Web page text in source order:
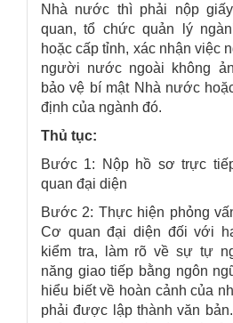
Nhà nước thì phải nộp
quan, tổ chức quản lý
hoặc cấp tỉnh, xác nhận việc
người nước ngoài không
bảo vệ bí mật Nhà nước
định của ngành đó.
Thủ tục:
Bước 1: Nộp hồ sơ trực
quan đại diện
Bước 2: Thực hiện phỏng
Cơ quan đại diện đối với
kiểm tra, làm rõ về sự tự
năng giao tiếp bằng ngôn
hiểu biết về hoàn cảnh của
phải được lập thành văn